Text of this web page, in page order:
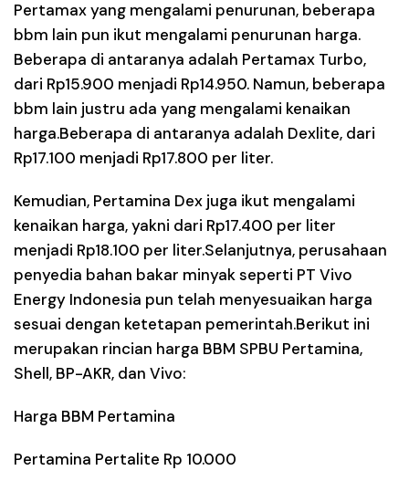
Pertamax yang mengalami penurunan, beberapa
bbm lain pun ikut mengalami penurunan harga.
Beberapa di antaranya adalah Pertamax Turbo,
dari Rp15.900 menjadi Rp14.950. Namun, beberapa
bbm lain justru ada yang mengalami kenaikan
harga.Beberapa di antaranya adalah Dexlite, dari
Rp17.100 menjadi Rp17.800 per liter.
Kemudian, Pertamina Dex juga ikut mengalami
kenaikan harga, yakni dari Rp17.400 per liter
menjadi Rp18.100 per liter.Selanjutnya, perusahaan
penyedia bahan bakar minyak seperti PT Vivo
Energy Indonesia pun telah menyesuaikan harga
sesuai dengan ketetapan pemerintah.Berikut ini
merupakan rincian harga BBM SPBU Pertamina,
Shell, BP-AKR, dan Vivo:
Harga BBM Pertamina
Pertamina Pertalite Rp 10.000